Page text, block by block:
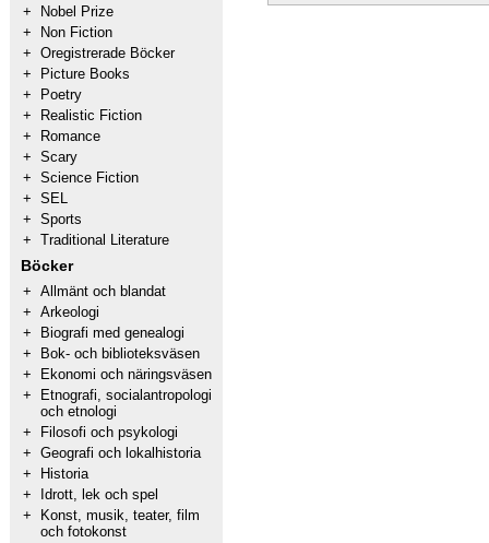
+
Nobel Prize
+
Non Fiction
+ Oregistrerade Böcker
+
Picture Books
+
Poetry
+
Realistic Fiction
+
Romance
+ Scary
+ Science Fiction
+ SEL
+ Sports
+ Traditional Literature
Böcker
+ Allmänt och blandat
+ Arkeologi
+
Biografi med genealogi
+
Bok- och biblioteksväsen
+
Ekonomi och näringsväsen
+
Etnografi, socialantropologi
och etnologi
+
Filosofi och psykologi
+ Geografi och lokalhistoria
+
Historia
+
Idrott, lek och spel
+
Konst, musik, teater, film
och fotokonst